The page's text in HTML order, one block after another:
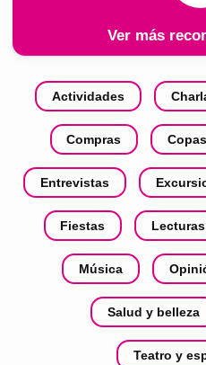
Ver más
Actividades
Compras Copas
Entrevistas
Fiestas Lecturas
Música
Salud y belleza
Teatro y